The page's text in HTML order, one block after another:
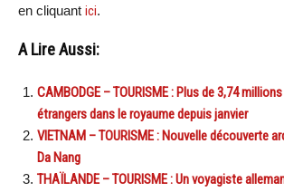
en cliquant ici.
A Lire Aussi:
CAMBODGE – TOURISME : Plus de 3,74
étrangers dans le royaume depuis janvier
VIETNAM – TOURISME : Nouvelle découverte
Da Nang
THAÏLANDE – TOURISME : Un voyagiste